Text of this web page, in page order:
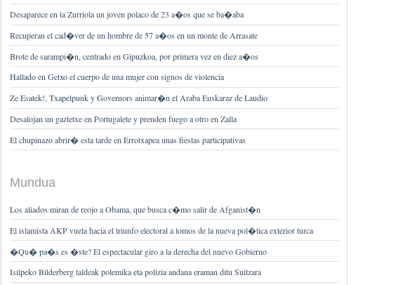
Desaparece en la Zurriola un joven polaco de 23 a�os que se ba�aba
Recuperan el cad�ver de un hombre de 57 a�os en un monte de Arrasate
Brote de sarampi�n, centrado en Gipuzkoa, por primera vez en diez a�os
Hallado en Getxo el cuerpo de una mujer con signos de violencia
Ze Esatek!, Txapelpunk y Governors animar�n el Araba Euskaraz de Laudio
Desalojan un gaztetxe en Portugalete y prenden fuego a otro en Zalla
El chupinazo abrir� esta tarde en Errotxapea unas fiestas participativas
Mundua
Los aliados miran de reojo a Obama, que busca c�mo salir de Afganist�n
El islamista AKP vuela hacia el triunfo electoral a lomos de la nueva pol�tica exterior turca
�Qu� pa�s es �ste? El espectacular giro a la derecha del nuevo Gobierno
Isilpeko Bilderberg taldeak polemika eta polizia andana eraman ditu Suitzara